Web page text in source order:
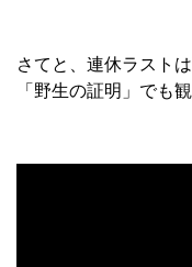
さてと、連休ラスト
「野生の証明」でも